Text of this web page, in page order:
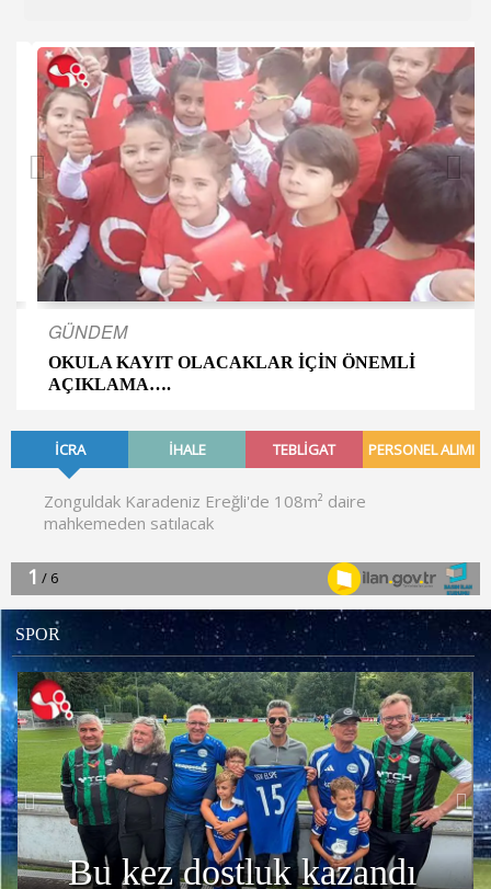
GÜNDEM
OKULA KAYIT OLACAKLAR İÇİN ÖNEMLİ
AÇIKLAMA….
SPOR
Zonguldaklı antrenör
Duman'a Fenerbahçe'de
önemli görev
Previous